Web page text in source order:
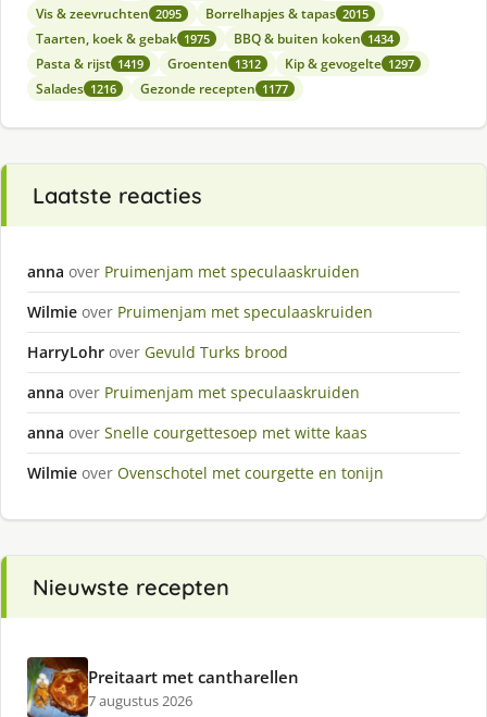
Vis & zeevruchten 2095 Borrelhapjes & tapas 2015
Taarten, koek & gebak 1975 BBQ & buiten koken 1434
Pasta & rijst 1419 Groenten 1312 Kip & gevogelte 1297
Salades 1216 Gezonde recepten 1177
Laatste reacties
anna over Pruimenjam met speculaaskruiden
Wilmie over Pruimenjam met speculaaskruiden
HarryLohr over Gevuld Turks brood
anna over Pruimenjam met speculaaskruiden
anna over Snelle courgettesoep met witte kaas
Wilmie over Ovenschotel met courgette en tonijn
Nieuwste recepten
Preitaart met cantharellen
7 augustus 2026